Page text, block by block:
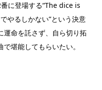
に登場する“The dice is
やるしかない”という決意
運命を託さず、自ら切り拓
堪能してもらいたい。